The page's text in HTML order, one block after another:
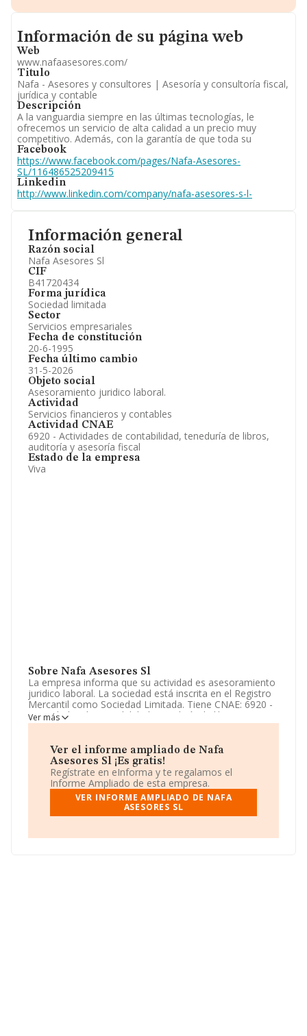
Información general
Razón social
Nafa Asesores Sl
CIF
B41720434
Forma jurídica
Sociedad limitada
Sector
Servicios empresariales
Fecha de constitución
20-6-1995
Fecha último cambio
31-5-2026
Objeto social
Asesoramiento juridico laboral.
Actividad
Servicios financieros y contables
Actividad CNAE
6920 - Actividades de contabilidad, teneduría de libros,
auditoría y asesoría fiscal
Estado de la empresa
Viva
Sobre Nafa Asesores Sl
La empresa informa que su actividad es asesoramiento
juridico laboral. La sociedad está inscrita en el Registro
Mercantil como Sociedad Limitada. Tiene CNAE: 6920 -
'Actividades de contabilidad, teneduría de libros,
auditoría y asesoría fiscal'. La empresa no tiene
Ha tenido el mismo número de empleados y según las
cifras existentes en la base de datos de INFORMA, el
número de empleados ha estado por encima de la
media de sector.
Dentro del ranking de empresas elaborado por
empresa, se destaca que: en 2025, en la clasificación del
Ver más
Ver el informe ampliado de Nafa
Asesores Sl ¡Es gratis!
Regístrate en eInforma y te regalamos el
Informe Ampliado de esta empresa.
VER INFORME AMPLIADO DE NAFA
ASESORES SL
Información oficial y registral complementaria.
Informacion de su página web
Información de su página web
Web
www.nafaasesores.com/
Titulo
Nafa - Asesores y consultores | Asesoría y consultoría fiscal,
jurídica y contable
Descripción
A la vanguardia siempre en las últimas tecnologías, le
ofrecemos un servicio de alta calidad a un precio muy
competitivo. Además, con la garantía de que toda su
Facebook
https://www.facebook.com/pages/Nafa-Asesores-
SL/116486525209415
Linkedin
http://www.linkedin.com/company/nafa-asesores-s-l-